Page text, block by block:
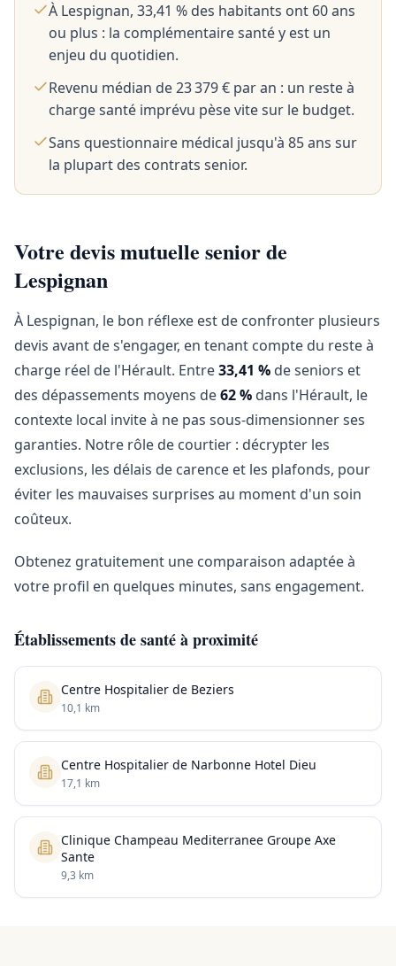
À Lespignan, 33,41 % des habitants ont 60 ans
ou plus : la complémentaire santé y est un
enjeu du quotidien.
Revenu médian de 23 379 € par an : un reste à
charge santé imprévu pèse vite sur le budget.
Sans questionnaire médical jusqu'à 85 ans sur
la plupart des contrats senior.
Votre devis mutuelle senior de
Lespignan
À Lespignan, le bon réflexe est de confronter plusieurs
devis avant de s'engager, en tenant compte du reste à
charge réel de l'Hérault. Entre33,41 % de seniors et
des dépassements moyens de62 % dans l'Hérault, le
contexte local invite à ne pas sous-dimensionner ses
garanties. Notre rôle de courtier : décrypter les
exclusions, les délais de carence et les plafonds, pour
éviter les mauvaises surprises au moment d'un soin
coûteux.
Obtenez gratuitement une comparaison adaptée à
votre profil en quelques minutes, sans engagement.
Établissements de santé à proximité
Centre Hospitalier de Beziers
10,1 km
Centre Hospitalier de Narbonne Hotel Dieu
17,1 km
Clinique Champeau Mediterranee Groupe Axe
Sante
9,3 km